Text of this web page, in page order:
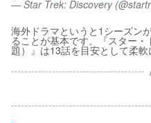
— Star Trek: Discovery
海外ドラマというと1シーズン
ることが基本です。『スター
題）』は13話を目安として柔軟